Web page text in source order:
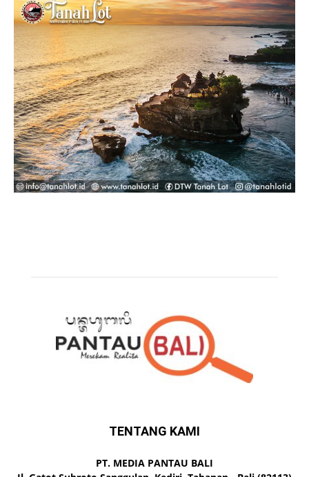
TENTANG KAMI
PT. MEDIA PANTAU BALI